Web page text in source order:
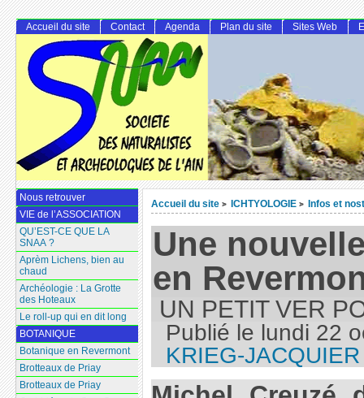
Accueil du site > ICHTYOLOGIE > Infos et
Une
en
UN PETIT VER
Publié le lundi 22
KRIEG-JACQUIER
Accueil du site Contact Agenda Plan du site Sites Web
Nous retrouver
VIE de l’ASSOCIATION
QU’EST-CE QUE LA
SNAA ?
Aprèm Lichens, bien au
chaud
Archéologie : La Grotte
des Hoteaux
Le roll-up qui en dit long
BOTANIQUE
Botanique en Revermont
Brotteaux de Priay
Brotteaux de Priay